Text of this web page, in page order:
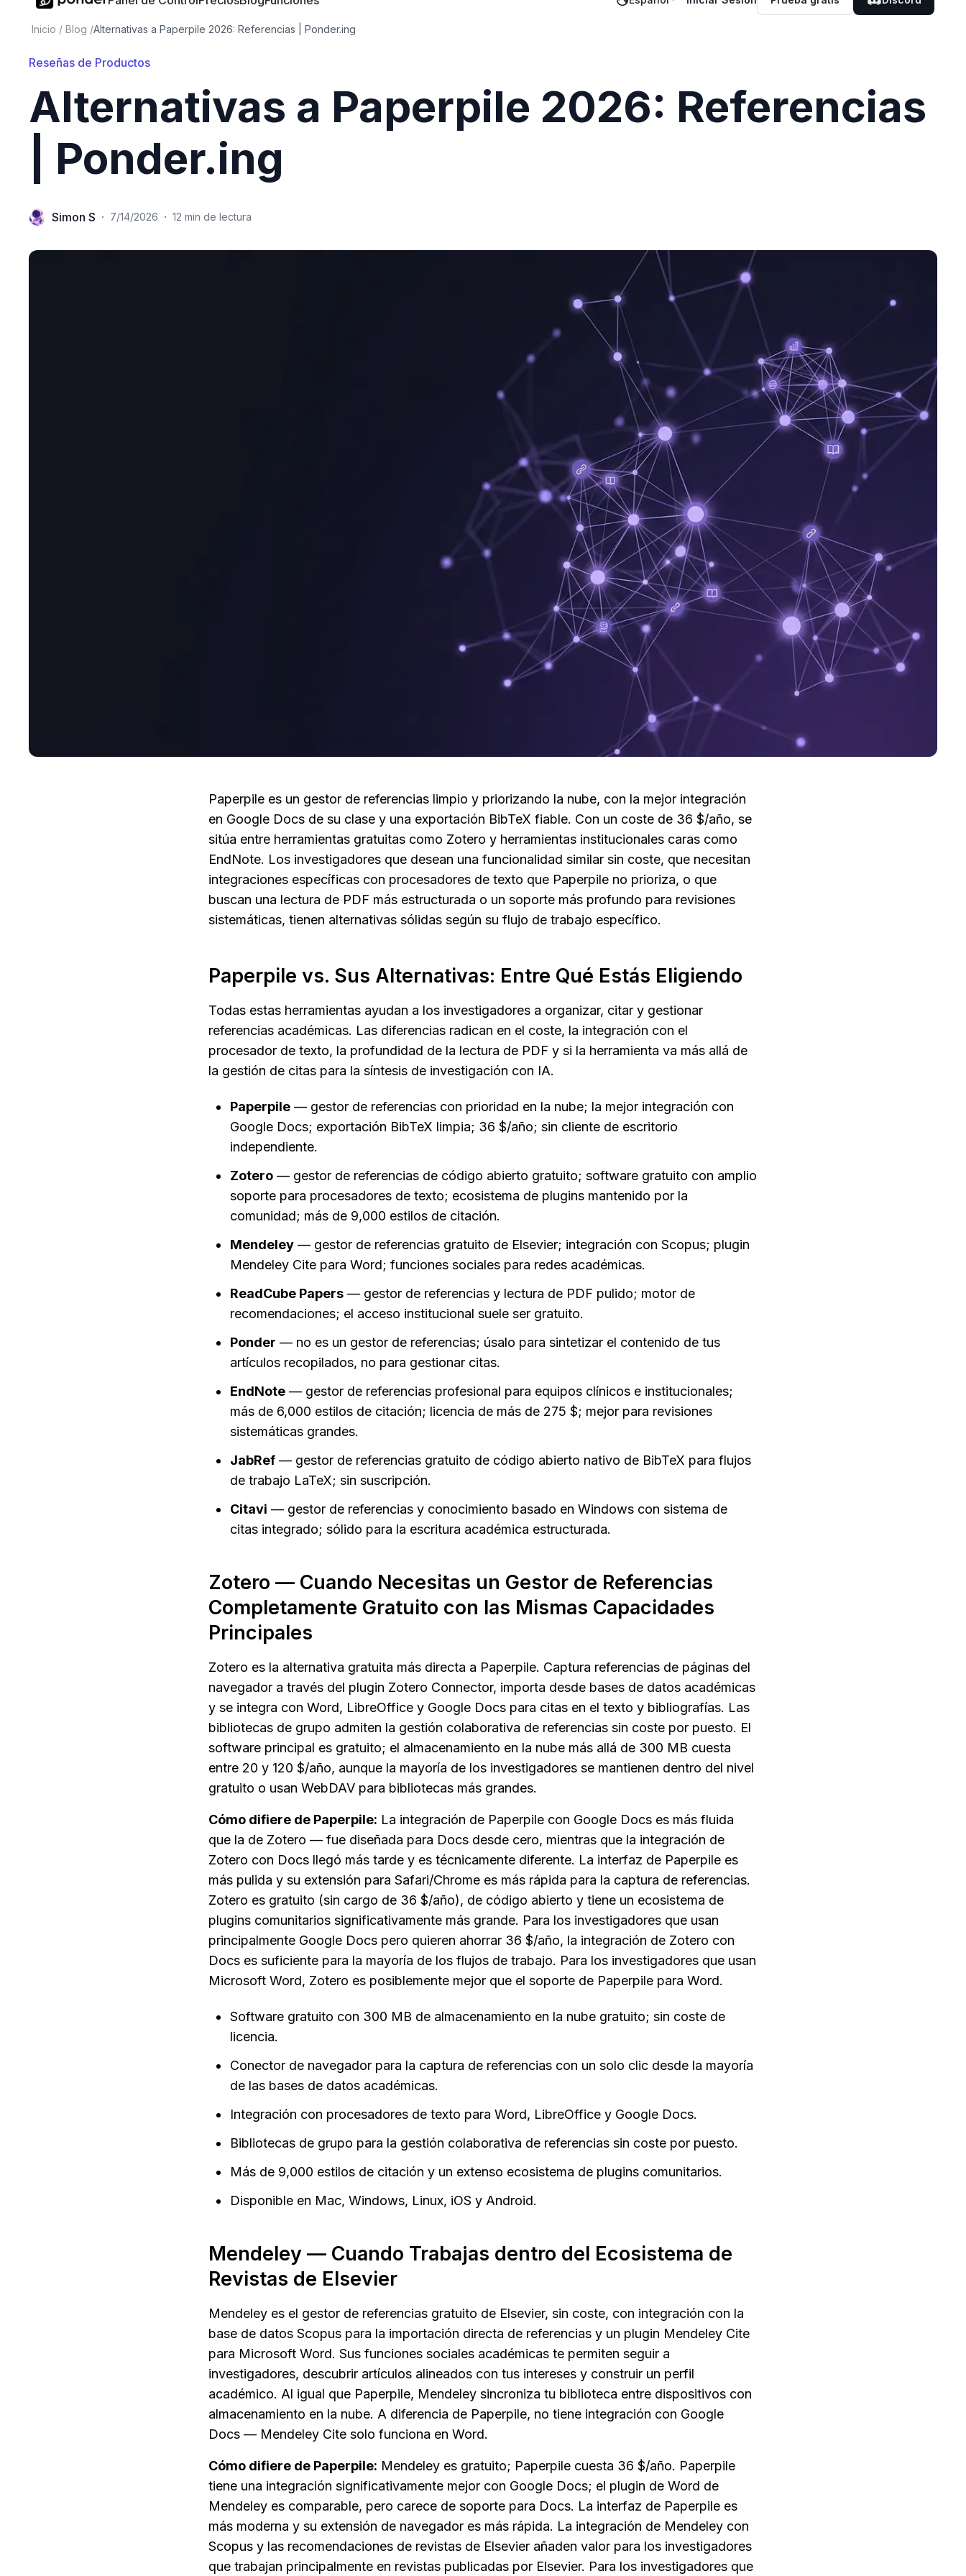
Inicio / Blog /Alternativas a Paperpile 2026: Referencias | Ponder.ing
Reseñas de Productos
Alternativas a Paperpile 2026: Referencias
| Ponder.ing
Simon S · 7/14/2026 · 12 min de lectura
Paperpile es un gestor de referencias limpio y priorizando la nube, con la mejor integración
en Google Docs de su clase y una exportación BibTeX fiable. Con un coste de 36 $/año, se
sitúa entre herramientas gratuitas como Zotero y herramientas institucionales caras como
EndNote. Los investigadores que desean una funcionalidad similar sin coste, que necesitan
integraciones específicas con procesadores de texto que Paperpile no prioriza, o que
buscan una lectura de PDF más estructurada o un soporte más profundo para revisiones
sistemáticas, tienen alternativas sólidas según su flujo de trabajo específico.
Paperpile vs. Sus Alternativas: Entre Qué Estás Eligiendo
Todas estas herramientas ayudan a los investigadores a organizar, citar y gestionar
referencias académicas. Las diferencias radican en el coste, la integración con el
procesador de texto, la profundidad de la lectura de PDF y si la herramienta va más allá de
la gestión de citas para la síntesis de investigación con IA.
Paperpile — gestor de referencias con prioridad en la nube; la mejor integración con
Google Docs; exportación BibTeX limpia; 36 $/año; sin cliente de escritorio
independiente.
Zotero — gestor de referencias de código abierto gratuito; software gratuito con amplio
soporte para procesadores de texto; ecosistema de plugins mantenido por la
comunidad; más de 9,000 estilos de citación.
Mendeley — gestor de referencias gratuito de Elsevier; integración con Scopus; plugin
Mendeley Cite para Word; funciones sociales para redes académicas.
ReadCube Papers — gestor de referencias y lectura de PDF pulido; motor de
recomendaciones; el acceso institucional suele ser gratuito.
Ponder — no es un gestor de referencias; úsalo para sintetizar el contenido de tus
artículos recopilados, no para gestionar citas.
EndNote — gestor de referencias profesional para equipos clínicos e institucionales;
más de 6,000 estilos de citación; licencia de más de 275 $; mejor para revisiones
sistemáticas grandes.
JabRef — gestor de referencias gratuito de código abierto nativo de BibTeX para flujos
de trabajo LaTeX; sin suscripción.
Citavi — gestor de referencias y conocimiento basado en Windows con sistema de
citas integrado; sólido para la escritura académica estructurada.
Zotero — Cuando Necesitas un Gestor de Referencias
Completamente Gratuito con las Mismas Capacidades
Principales
Zotero es la alternativa gratuita más directa a Paperpile. Captura referencias de páginas del
navegador a través del plugin Zotero Connector, importa desde bases de datos académicas
y se integra con Word, LibreOffice y Google Docs para citas en el texto y bibliografías. Las
bibliotecas de grupo admiten la gestión colaborativa de referencias sin coste por puesto. El
software principal es gratuito; el almacenamiento en la nube más allá de 300 MB cuesta
entre 20 y 120 $/año, aunque la mayoría de los investigadores se mantienen dentro del nivel
gratuito o usan WebDAV para bibliotecas más grandes.
Cómo difiere de Paperpile: La integración de Paperpile con Google Docs es más fluida
que la de Zotero — fue diseñada para Docs desde cero, mientras que la integración de
Zotero con Docs llegó más tarde y es técnicamente diferente. La interfaz de Paperpile es
más pulida y su extensión para Safari/Chrome es más rápida para la captura de referencias.
Zotero es gratuito (sin cargo de 36 $/año), de código abierto y tiene un ecosistema de
plugins comunitarios significativamente más grande. Para los investigadores que usan
principalmente Google Docs pero quieren ahorrar 36 $/año, la integración de Zotero con
Docs es suficiente para la mayoría de los flujos de trabajo. Para los investigadores que usan
Microsoft Word, Zotero es posiblemente mejor que el soporte de Paperpile para Word.
Software gratuito con 300 MB de almacenamiento en la nube gratuito; sin coste de
licencia.
Conector de navegador para la captura de referencias con un solo clic desde la mayoría
de las bases de datos académicas.
Integración con procesadores de texto para Word, LibreOffice y Google Docs.
Bibliotecas de grupo para la gestión colaborativa de referencias sin coste por puesto.
Más de 9,000 estilos de citación y un extenso ecosistema de plugins comunitarios.
Disponible en Mac, Windows, Linux, iOS y Android.
Mendeley — Cuando Trabajas dentro del Ecosistema de
Revistas de Elsevier
Mendeley es el gestor de referencias gratuito de Elsevier, sin coste, con integración con la
base de datos Scopus para la importación directa de referencias y un plugin Mendeley Cite
para Microsoft Word. Sus funciones sociales académicas te permiten seguir a
investigadores, descubrir artículos alineados con tus intereses y construir un perfil
académico. Al igual que Paperpile, Mendeley sincroniza tu biblioteca entre dispositivos con
almacenamiento en la nube. A diferencia de Paperpile, no tiene integración con Google
Docs — Mendeley Cite solo funciona en Word.
Cómo difiere de Paperpile: Mendeley es gratuito; Paperpile cuesta 36 $/año. Paperpile
tiene una integración significativamente mejor con Google Docs; el plugin de Word de
Mendeley es comparable, pero carece de soporte para Docs. La interfaz de Paperpile es
más moderna y su extensión de navegador es más rápida. La integración de Mendeley con
Scopus y las recomendaciones de revistas de Elsevier añaden valor para los investigadores
que trabajan principalmente en revistas publicadas por Elsevier. Para los investigadores que